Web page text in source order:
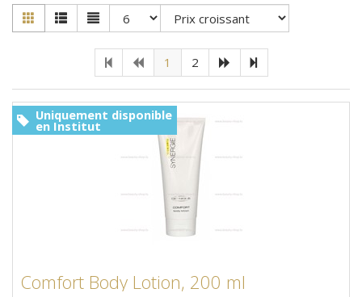
1 2
Comfort Body Lotion, 200 ml
Uniquement disponible
en Institut